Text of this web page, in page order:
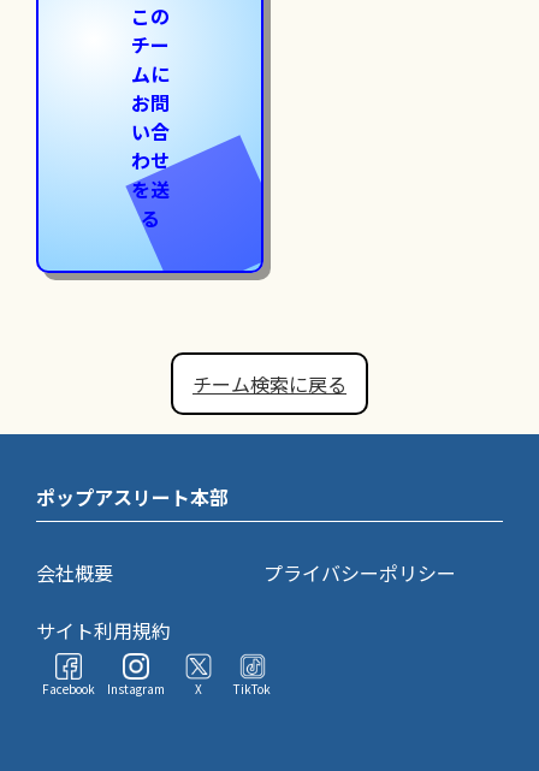
この
チー
ムに
お問
い合
わせ
を送
る
チーム検索に戻る
ポップアスリート本部
会社概要
プライバシーポリシー
サイト利用規約
Facebook Instagram X TikTok